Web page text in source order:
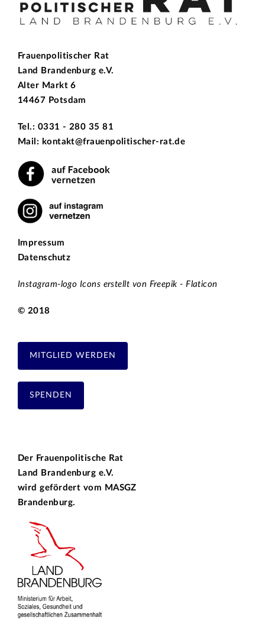
Frauenpolitischer Rat
Land Brandenburg e.V.
Alter Markt 6
14467 Potsdam
Tel.: 0331 - 280 35 81
Mail: kontakt@frauenpolitischer-rat.de
Impressum
Datenschutz
Instagram-logo Icons erstellt von Freepik - Flaticon
© 2018
MITGLIED WERDEN
SPENDEN
Der Frauenpolitische Rat
Land Brandenburg e.V.
wird gefördert vom MASGZ
Brandenburg.